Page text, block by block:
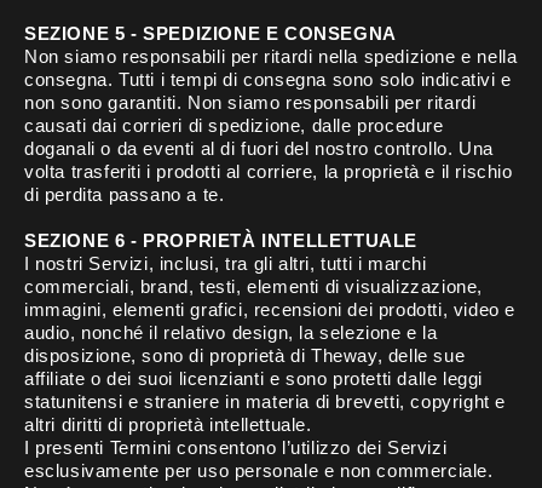
SEZIONE 5 - SPEDIZIONE E CONSEGNA
Non siamo responsabili per ritardi nella spedizione e nella
consegna. Tutti i tempi di consegna sono solo indicativi e
non sono garantiti. Non siamo responsabili per ritardi
causati dai corrieri di spedizione, dalle procedure
doganali o da eventi al di fuori del nostro controllo. Una
volta trasferiti i prodotti al corriere, la proprietà e il rischio
di perdita passano a te.
SEZIONE 6 - PROPRIETÀ INTELLETTUALE
I nostri Servizi, inclusi, tra gli altri, tutti i marchi
commerciali, brand, testi, elementi di visualizzazione,
immagini, elementi grafici, recensioni dei prodotti, video e
audio, nonché il relativo design, la selezione e la
disposizione, sono di proprietà di Theway, delle sue
affiliate o dei suoi licenzianti e sono protetti dalle leggi
statunitensi e straniere in materia di brevetti, copyright e
altri diritti di proprietà intellettuale.
I presenti Termini consentono l’utilizzo dei Servizi
esclusivamente per uso personale e non commerciale.